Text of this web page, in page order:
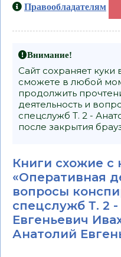
Правообладателям
Внимание!
Сайт сохраняет
сможете в любой
продолжить
деятельность и
спецслужб Т. 2 -
после закрытия
Книги схожие с
«Оперативная
вопросы
спецслужб Т. 2
Евгеньевич
Анатолий